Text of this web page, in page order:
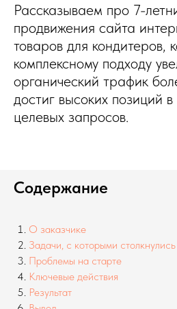
Рассказываем про 7-
продвижения сайта
товаров для кондитеров,
комплексному подходу
органический трафик
достиг высоких позиций
целевых запросов.
Содержание
О заказчике
Задачи, с которыми столкнулись
Проблемы на старте
Ключевые действия
Результат